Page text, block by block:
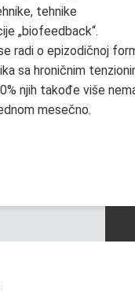
tehnike
„biofeedback“.
radi o epizodičnoj
sa hroničnim
njih takođe više
mesečno.